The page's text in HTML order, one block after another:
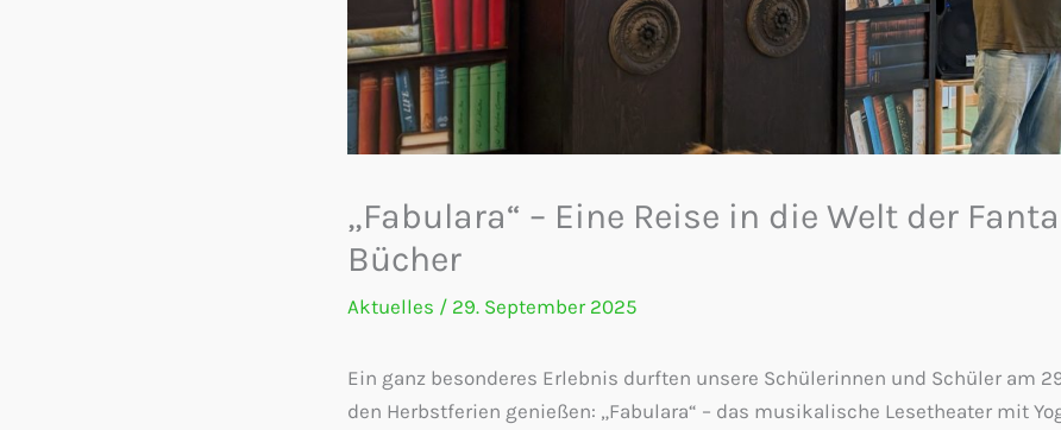
„Fabulara“ – Eine Reise in die Welt der
Bücher
Aktuelles / 29. September 2025
Ein ganz besonderes Erlebnis durften unsere Schülerinnen und Schüler am
den Herbstferien genießen: „Fabulara“ – das musikalische Lesetheater mit